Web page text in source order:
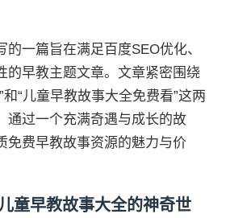
的一篇旨在满足百度SEO优化、
的早教主题文章。文章紧密围绕
“儿童早教故事大全免费看”这两
通过一个充满奇遇与成长的故
免费早教故事资源的魅力与价
童早教故事大全的神奇世